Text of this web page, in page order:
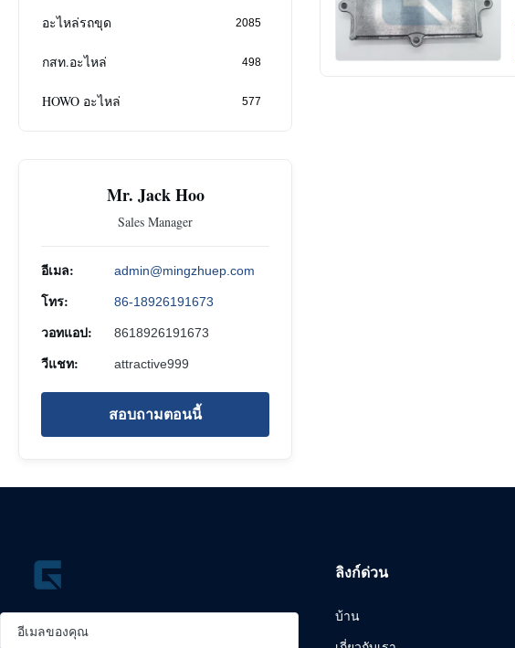
อะไหล่รถขุด 2085
กสท.อะไหล่ 498
HOWO อะไหล่ 577
Mr. Jack Hoo
Sales Manager
อีเมล: admin@mingzhuep.com
โทร: 86-18926191673
วอทแอป: 8618926191673
วีแชท: attractive999
สอบถามตอนนี้
ลิงก์ด่วน
บ้าน